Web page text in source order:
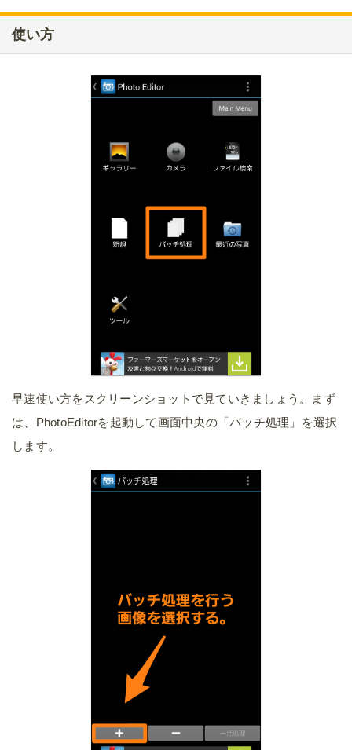
使い方
早速使い方をスクリーンショットで見ていきましょう。まず
は、PhotoEditorを起動して画面中央の「バッチ処理」を選択
します。